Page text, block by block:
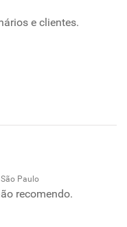
e clientes.
Paulo
recomendo.